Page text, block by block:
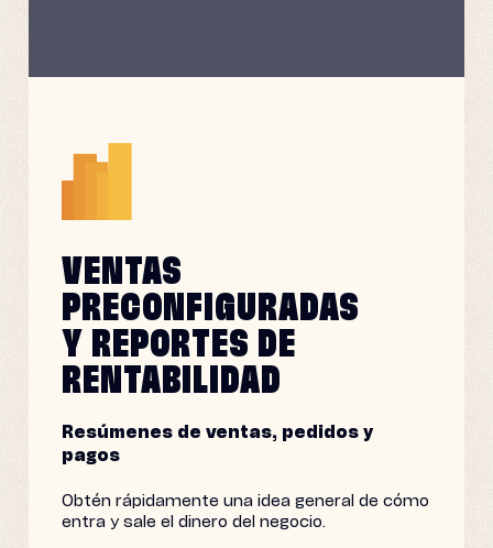
VENTAS
PRECONFIGURADAS
Y REPORTES DE
RENTABILIDAD
Resúmenes de ventas, pedidos y
pagos
Obtén rápidamente una idea general de cómo
entra y sale el dinero del negocio.